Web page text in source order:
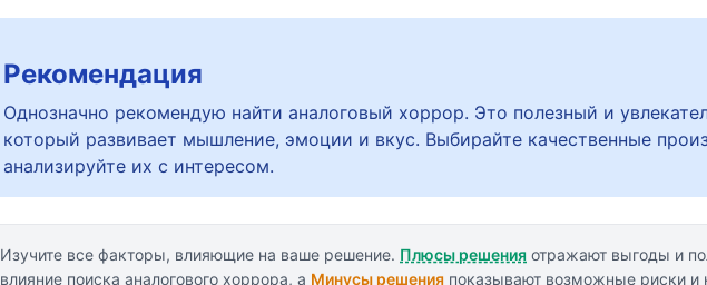
Рекомендация
Однозначно рекомендую найти аналоговый хоррор. Это полезный и
который развивает мышление, эмоции и вкус. Выбирайте качественные
анализируйте их с интересом.
Изучите все факторы, влияющие на ваше решение. Плюсы решения отражают выгоды и
влияние поиска аналогового хоррора, а Минусы решения показывают возможные риски и